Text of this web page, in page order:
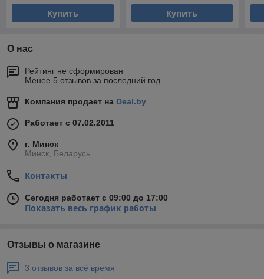
Купить Купить
О нас
Рейтинг не сформирован
Менее 5 отзывов за последний год
Компания продает на Deal.by
Работает с 07.02.2011
г. Минск
Минск, Беларусь
Контакты
Сегодня работает с 09:00 до 17:00
Показать весь график работы
Отзывы о магазине
3 отзывов за всё время